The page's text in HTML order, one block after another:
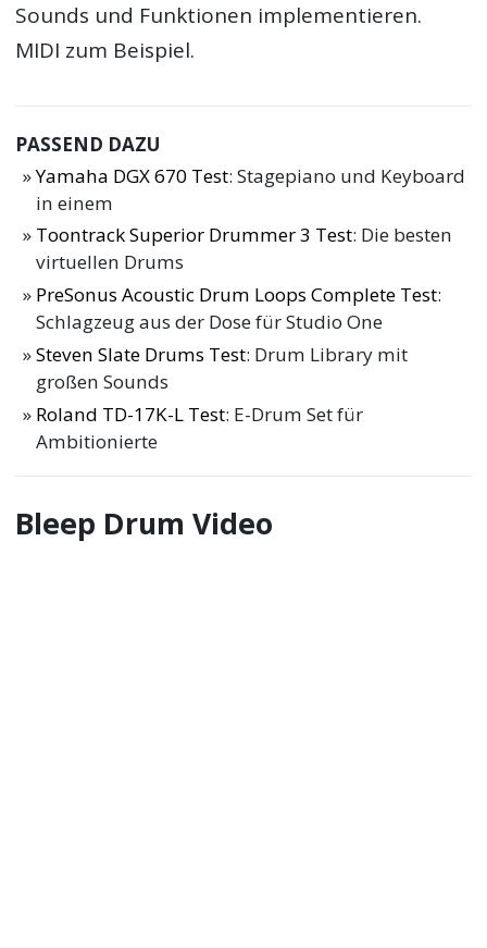
Sounds und Funktionen implementieren.
MIDI zum Beispiel.
PASSEND DAZU
Yamaha DGX 670 Test: Stagepiano und Keyboard
in einem
Toontrack Superior Drummer 3 Test: Die besten
virtuellen Drums
PreSonus Acoustic Drum Loops Complete Test:
Schlagzeug aus der Dose für Studio One
Steven Slate Drums Test: Drum Library mit
großen Sounds
Roland TD-17K-L Test: E-Drum Set für
Ambitionierte
Bleep Drum Video